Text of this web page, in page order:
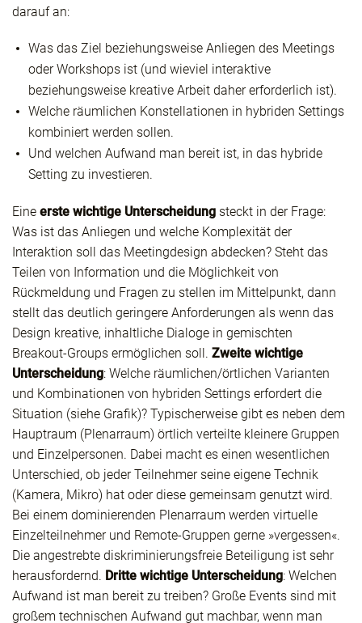
darauf an:
Was das Ziel beziehungsweise Anliegen des Meetings
oder Workshops ist (und wieviel interaktive
beziehungsweise kreative Arbeit daher erforderlich ist).
Welche räumlichen Konstellationen in hybriden Settings
kombiniert werden sollen.
Und welchen Aufwand man bereit ist, in das hybride
Setting zu investieren.
Eine erste wichtige Unterscheidung steckt in der Frage:
Was ist das Anliegen und welche Komplexität der
Interaktion soll das Meetingdesign abdecken? Steht das
Teilen von Information und die Möglichkeit von
Rückmeldung und Fragen zu stellen im Mittelpunkt, dann
stellt das deutlich geringere Anforderungen als wenn das
Design kreative, inhaltliche Dialoge in gemischten
Breakout-Groups ermöglichen soll. Zweite wichtige
Unterscheidung: Welche räumlichen/örtlichen Varianten
und Kombinationen von hybriden Settings erfordert die
Situation (siehe Grafik)? Typischerweise gibt es neben dem
Hauptraum (Plenarraum) örtlich verteilte kleinere Gruppen
und Einzelpersonen. Dabei macht es einen wesentlichen
Unterschied, ob jeder Teilnehmer seine eigene Technik
(Kamera, Mikro) hat oder diese gemeinsam genutzt wird.
Bei einem dominierenden Plenarraum werden virtuelle
Einzelteilnehmer und Remote-Gruppen gerne »vergessen«.
Die angestrebte diskriminierungsfreie Beteiligung ist sehr
herausfordernd. Dritte wichtige Unterscheidung: Welchen
Aufwand ist man bereit zu treiben? Große Events sind mit
großem technischen Aufwand gut machbar, wenn man